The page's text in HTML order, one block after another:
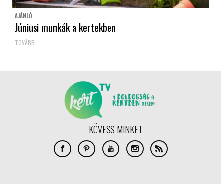
AJÁNLÓ
Júniusi munkák a kertekben
TOVÁBB...
KÖVESS MINKET